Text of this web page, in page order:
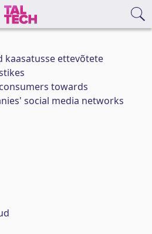
kaasatusse ettevõtete
towards
social media networks